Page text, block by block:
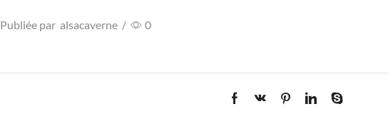
Publiée par alsacaverne /
0